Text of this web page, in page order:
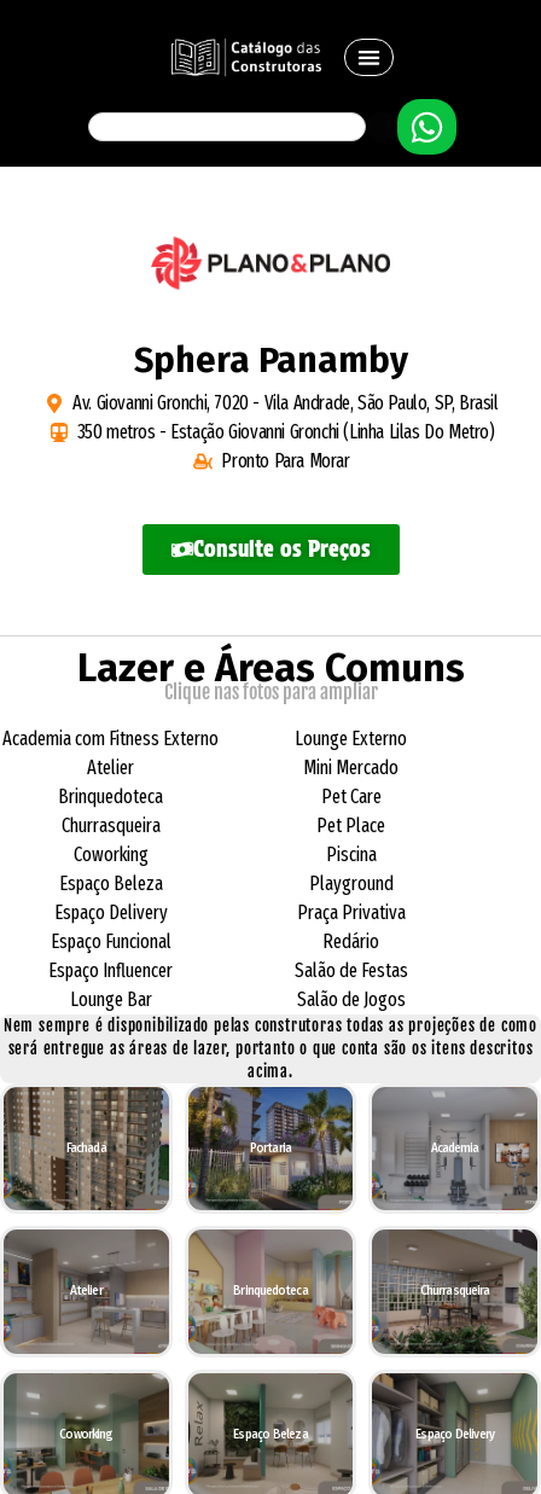
Sphera Panamby
Av. Giovanni Gronchi, 7020 - Vila Andrade, São Paulo, SP, Brasil
350 metros - Estação Giovanni Gronchi (Linha Lilas Do Metro)
Pronto Para Morar
Consulte os Preços
Lazer e Áreas Comuns
Clique nas fotos para ampliar
Academia com Fitness Externo
Atelier
Brinquedoteca
Churrasqueira
Coworking
Espaço Beleza
Espaço Delivery
Espaço Funcional
Espaço Influencer
Lounge Bar
Lounge Externo
Mini Mercado
Pet Care
Pet Place
Piscina
Playground
Praça Privativa
Redário
Salão de Festas
Salão de Jogos
Nem sempre é disponibilizado pelas construtoras todas as projeções de como
será entregue as áreas de lazer, portanto o que conta são os itens descritos
acima.
Fachada Portaria Academia
Atelier Brinquedoteca Churrasqueira
Coworking Espaço Beleza Espaço Delivery